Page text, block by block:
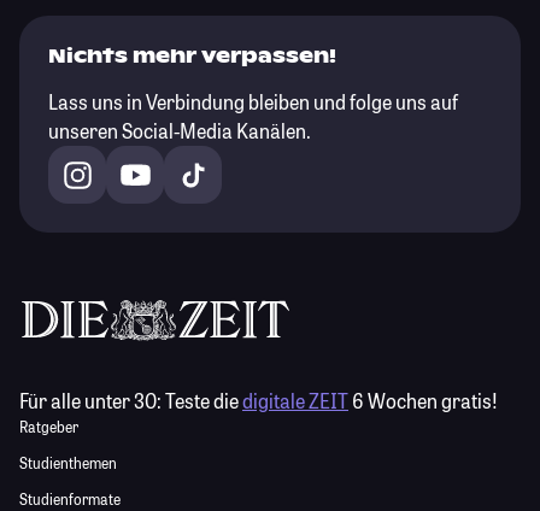
Nichts mehr verpassen!
Lass uns in Verbindung bleiben und folge uns auf
unseren Social-Media Kanälen.
Für alle unter 30:Teste diedigitale ZEIT6 Wochen gratis!
Ratgeber
Studienthemen
Studienformate